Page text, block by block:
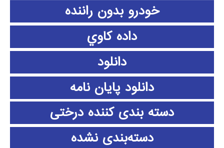
خودرو بدون راننده
داده كاوي
دانلود
دانلود پايان نامه
دسته بندی کننده درختی
دسته‌بندی نشده